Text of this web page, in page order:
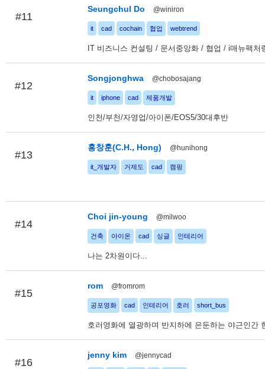
#11
Seungchul Do @winiron
it cad cochain 협업 webtrend
IT 비즈니스 컨설팅 / 문서중앙화 / 협업 / i매뉴팩처
#12
Songjonghwa @chobosajang
it iphone cad 제품개발
인천/부천/자영업/아이폰/EOS5/30대후반
#13
홍창훈(C.H., Hong) @hunihong
it_개발자 거제도 cad 캠핑
#14
Choi jin-young @milwoo
건축 아이온 cad 싱글 인테리어
나는 2차원이다...
#15
rom @fromrom
공포영화 cad 인테리어 호러 short_bus
호러영화에 열광하며 반지하에 은둔하는 야근인간
#16
jenny kim @jennycad